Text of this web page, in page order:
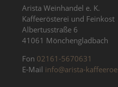
Arista Weinhandel e. K.
Kaffeerösterei und Feinkost
Albertusstraße 6
41061 Mönchengladbach
Fon 02161-5670631
E-Mail info@arista-